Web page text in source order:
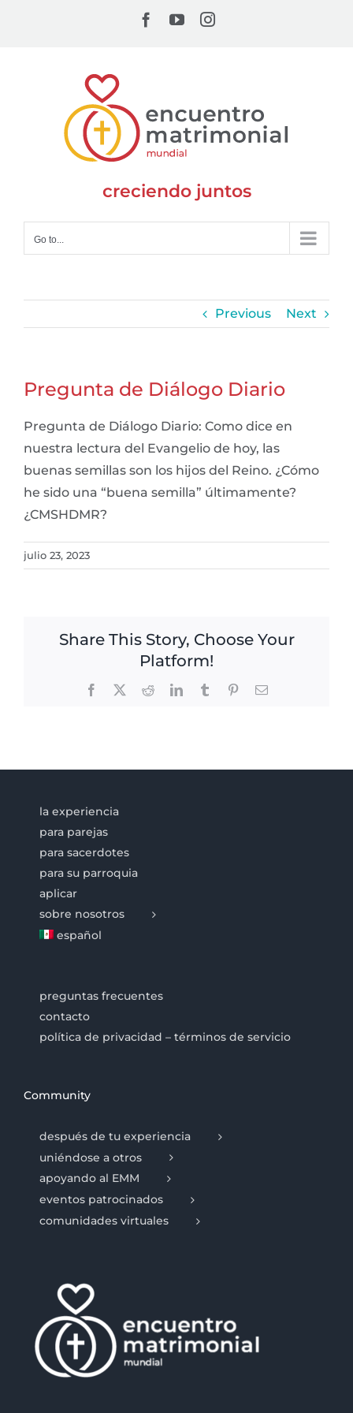
Facebook
YouTubeInstagram
creciendo juntos
Go to...
Previous Next
Pregunta de Diálogo Diario
Pregunta de Diálogo Diario: Como dice en
nuestra lectura del Evangelio de hoy, las
buenas semillas son los hijos del Reino. ¿Cómo
he sido una “buena semilla” últimamente?
¿CMSHDMR?
julio 23, 2023
Share This Story, Choose Your
Platform!
Facebook RedditLinkedInTumblr PinterestEmail
la experiencia
para parejas
para sacerdotes
para su parroquia
aplicar
sobre nosotros
español
preguntas frecuentes
contacto
política de privacidad – términos de servicio
Community
después de tu experiencia
uniéndose a otros
apoyando al EMM
eventos patrocinados
comunidades virtuales